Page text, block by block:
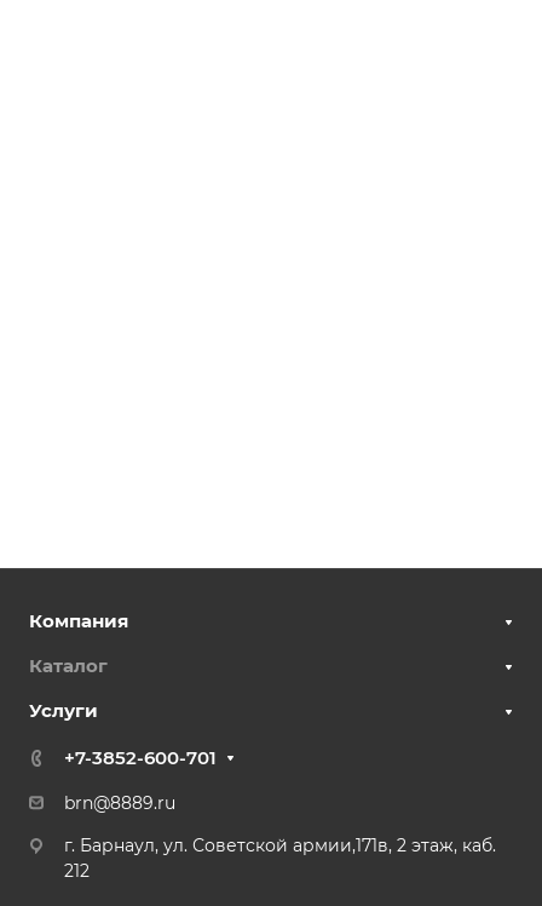
Компания
Каталог
Услуги
+7-3852-600-701
brn@8889.ru
г. Барнаул, ул. Советской армии,171в, 2 этаж, каб.
212